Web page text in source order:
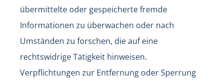
übermittelte oder gespeicherte fremde
Informationen zu überwachen oder nach
Umständen zu forschen, die auf eine
rechtswidrige Tätigkeit hinweisen.
Verpflichtungen zur Entfernung oder Sperrung